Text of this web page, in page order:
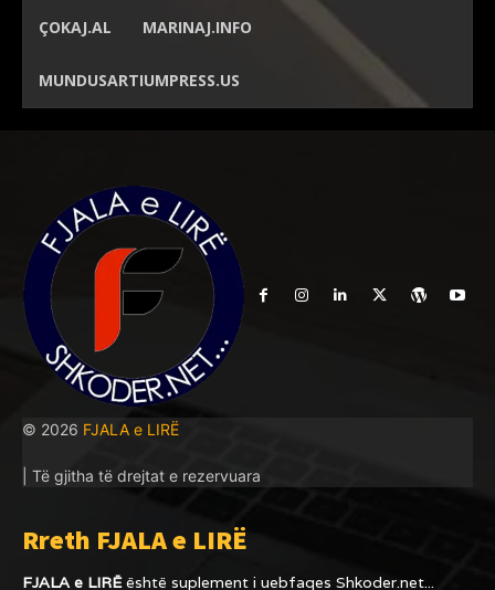
ÇOKAJ.AL MARINAJ.INFO
MUNDUSARTIUMPRESS.US
© 2026 FJALA e LIRË
| Të gjitha të drejtat e rezervuara
Rreth FJALA e LIRË
FJALA e LIRËështë suplement i uebfaqes Shkoder.net...